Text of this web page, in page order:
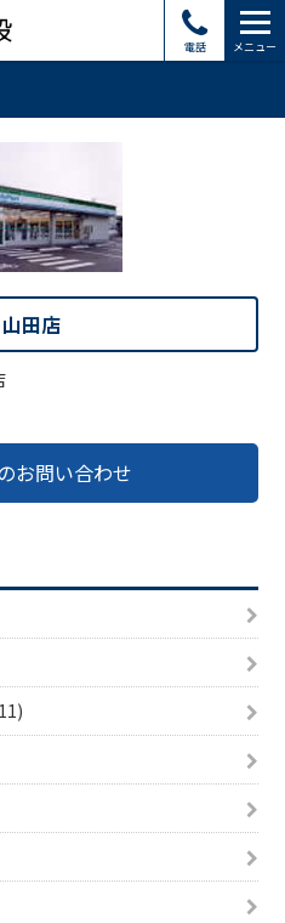
電話 メニュー
田店
お問い合わせ